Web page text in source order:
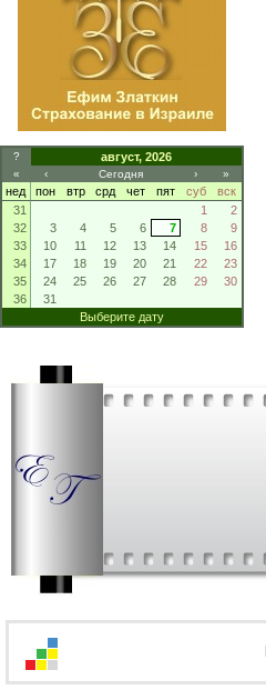
? август, 2026
« ‹ Сегодня › »
нед пон втр срд чет пят суб
вск
31
1
2
32
3 4 5 6 7 8
9
33
10 11 12 13 14 15
16
34
17 18 19 20 21 22
23
35
24 25 26 27 28 29
30
36
31
Выберите дату